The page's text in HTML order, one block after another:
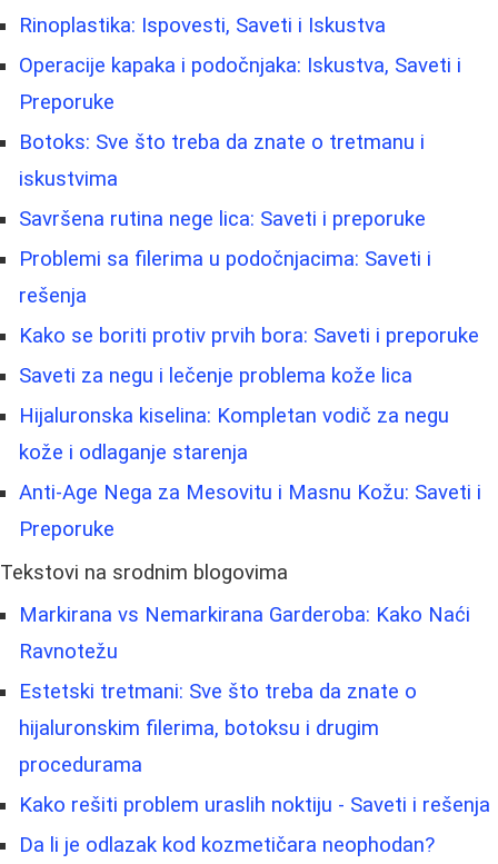
Rinoplastika: Ispovesti, Saveti i Iskustva
Operacije kapaka i podočnjaka: Iskustva, Saveti i
Preporuke
Botoks: Sve što treba da znate o tretmanu i
iskustvima
Savršena rutina nege lica: Saveti i preporuke
Problemi sa filerima u podočnjacima: Saveti i
rešenja
Kako se boriti protiv prvih bora: Saveti i preporuke
Saveti za negu i lečenje problema kože lica
Hijaluronska kiselina: Kompletan vodič za negu
kože i odlaganje starenja
Anti-Age Nega za Mesovitu i Masnu Kožu: Saveti i
Preporuke
Tekstovi na srodnim blogovima
Markirana vs Nemarkirana Garderoba: Kako Naći
Ravnotežu
Estetski tretmani: Sve što treba da znate o
hijaluronskim filerima, botoksu i drugim
procedurama
Kako rešiti problem uraslih noktiju - Saveti i rešenja
Da li je odlazak kod kozmetičara neophodan?